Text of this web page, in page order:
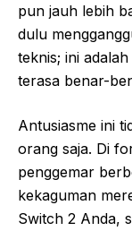
pun jauh lebih
dulu
teknis; ini
terasa benar-
Antusiasme ini
orang saja. Di
penggemar
kekaguman
Switch 2 Anda,